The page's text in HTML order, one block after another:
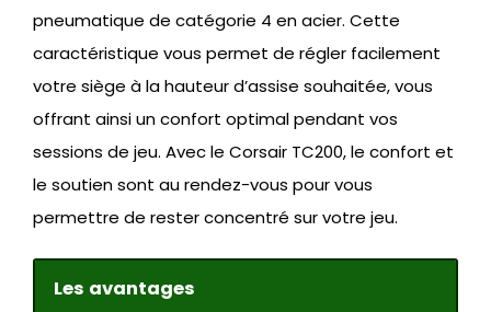
pneumatique de catégorie 4 en acier. Cette
caractéristique vous permet de régler facilement
votre siège à la hauteur d’assise souhaitée, vous
offrant ainsi un confort optimal pendant vos
sessions de jeu. Avec le Corsair TC200, le confort et
le soutien sont au rendez-vous pour vous
permettre de rester concentré sur votre jeu.
Les avantages